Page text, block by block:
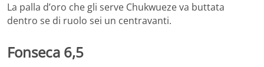
La palla d’oro che gli serve Chukwueze va buttata
dentro se di ruolo sei un centravanti.
Fonseca 6,5